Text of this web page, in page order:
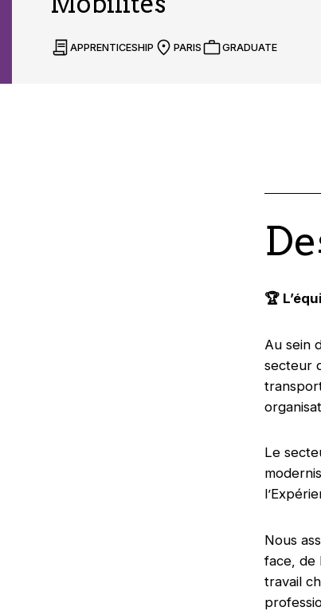
APPRENTICESHIP PARIS GRADUATE
🏆
Au sein
secteur
Le
Nous
face, de
travail